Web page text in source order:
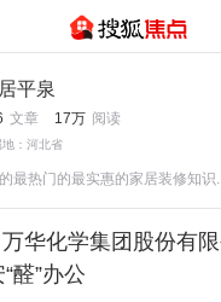
平泉
文章 17万 阅读
地：河北省
最热门的最实惠的家居装修知识.
华化学集团股份有
醛”办公